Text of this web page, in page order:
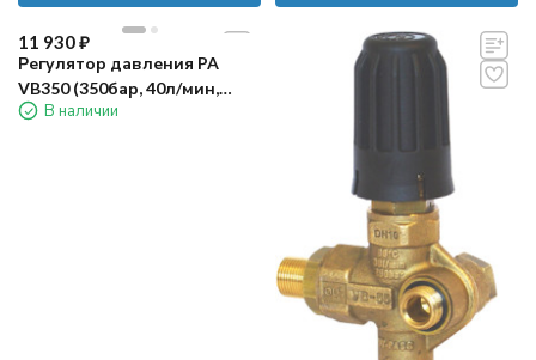
11 930₽
Регулятор давления PA
VB350 (350бар, 40л/мин,
3/8"ш-3/8"г, By-pass 1/2"г)
В наличии